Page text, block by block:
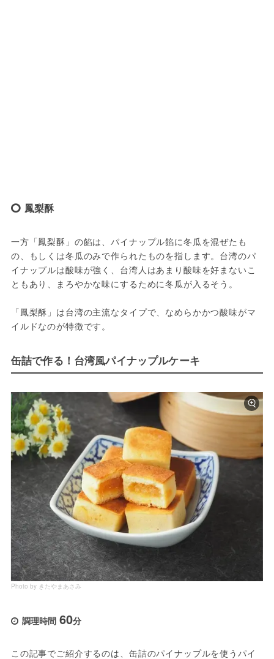
鳳梨酥
一方「鳳梨酥」の餡は、パイナップル餡に冬瓜を混ぜたも
の、もしくは冬瓜のみで作られたものを指します。台湾のパ
イナップルは酸味が強く、台湾人はあまり酸味を好まないこ
ともあり、まろやかな味にするために冬瓜が入るそう。
「鳳梨酥」は台湾の主流なタイプで、なめらかかつ酸味がマ
イルドなのが特徴です。
缶詰で作る！台湾風パイナップルケーキ
Photo by きたやまあさみ
調理時間 60分
この記事でご紹介するのは、缶詰のパイナップルを使うパイ